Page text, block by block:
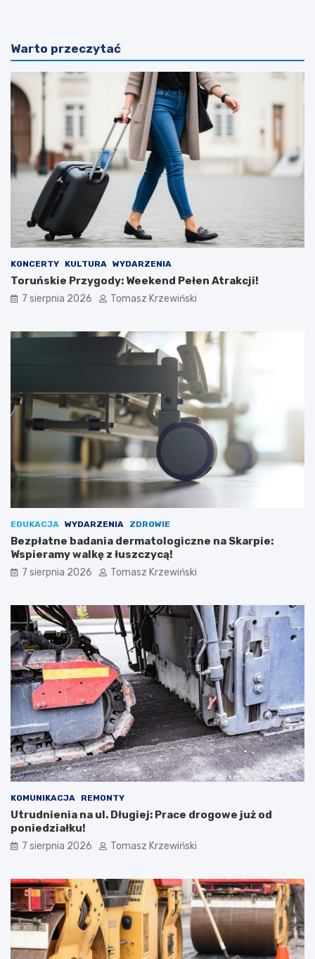
Warto przeczytać
KONCERTY KULTURA WYDARZENIA
Toruńskie Przygody: Weekend Pełen Atrakcji!
7 sierpnia 2026 Tomasz Krzewiński
EDUKACJA WYDARZENIA ZDROWIE
Bezpłatne badania dermatologiczne na Skarpie:
Wspieramy walkę z łuszczycą!
7 sierpnia 2026 Tomasz Krzewiński
KOMUNIKACJA REMONTY
Utrudnienia na ul. Długiej: Prace drogowe już od
poniedziałku!
7 sierpnia 2026 Tomasz Krzewiński